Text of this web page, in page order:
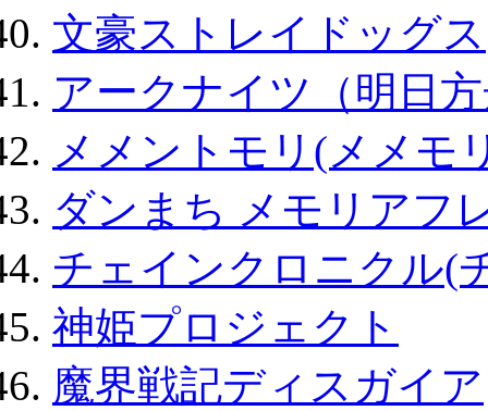
文豪ストレイドッグス
アークナイツ（明日
メメントモリ(メメモ
ダンまち メモリアフ
チェインクロニクル(
神姫プロジェクト
魔界戦記ディスガイア